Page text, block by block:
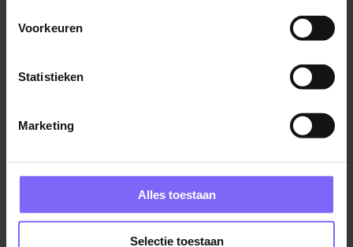
Voorkeuren
Statistieken
Marketing
Alles toestaan
Selectie toestaan
Welk salaris krijg je op je
rekening gestort? Bereken hier